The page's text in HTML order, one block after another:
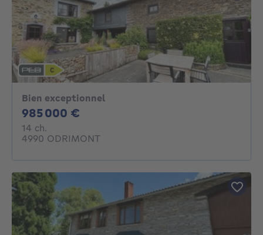
Bien exceptionnel
985 000 €
14 ch.
4990 ODRIMONT